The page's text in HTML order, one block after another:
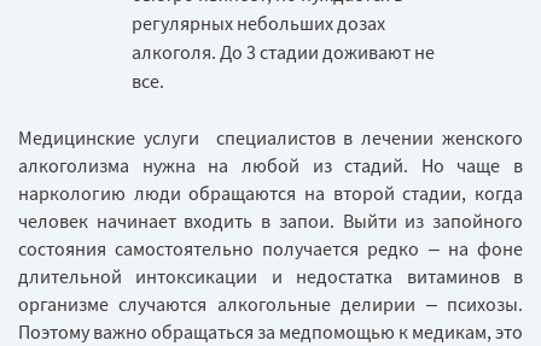
регулярных небольших дозах
алкоголя. До 3 стадии доживают не
все.
Медицинские услуги специалистов в лечении женского
алкоголизма нужна на любой из стадий. Но чаще в
наркологию люди обращаются на второй стадии, когда
человек начинает входить в запои. Выйти из запойного
состояния самостоятельно получается редко – на фоне
длительной интоксикации и недостатка витаминов в
организме случаются алкогольные делирии – психозы.
Поэтому важно обращаться за медпомощью к медикам, это